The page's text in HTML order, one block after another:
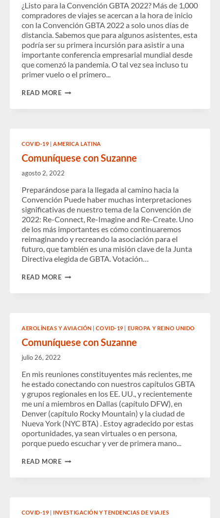
LAS
EMPRESAS
DE
GESTIÓN
DE
VIAJES
CONTINÚAN
DESEMPEÑANDO
UN
PAPEL
EN
RETORNO
DE
¿Listo para la Convención GBTA 2022? Más de 1,000
compradores de viajes se acercan a la hora de inicio
con la Convención GBTA 2022 a solo unos días de
distancia. Sabemos que para algunos asistentes, esta
podría ser su primera incursión para asistir a una
importante conferencia empresarial mundial desde
que comenzó la pandemia. O tal vez sea incluso tu
primer vuelo o el primero...
READ MORECOMUNÍQUESE
COVID-19 |AMERICA LATINA
Comuníquese con Suzanne
agosto 2, 2022
Preparándose para la llegada al camino hacia la
Convención Puede haber muchas interpretaciones
significativas de nuestro tema de la Convención de
2022: Re-Connect, Re-Imagine and Re-Create. Uno
de los más importantes es cómo continuaremos
reimaginando y recreando la asociación para el
futuro, que también es una misión clave de la Junta
Directiva elegida de GBTA. Votación…
READ MORECOMUNÍQUESE
AEROLÍNEAS Y AVIACIÓN |COVID-19 | EUROPA Y REINO UNIDO
Comuníquese con Suzanne
julio 26, 2022
En mis reuniones constituyentes más recientes, me
he estado conectando con nuestros capítulos GBTA
y grupos regionales en los EE. UU., y recientemente
me uní a miembros en Dallas (capítulo DFW), en
Denver (capítulo Rocky Mountain) y la ciudad de
Nueva York (NYC BTA) . Estoy agradecido por estas
oportunidades, ya sean virtuales o en persona,
porque puedo escuchar y ver de primera mano...
READ MORECOMUNÍQUESE
COVID-19 | INVESTIGACIÓN Y TENDENCIAS DE VIAJES